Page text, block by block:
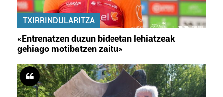
TXIRRINDULARITZA
«Entrenatzen duzun bideetan lehiatzeak
gehiago motibatzen zaitu»